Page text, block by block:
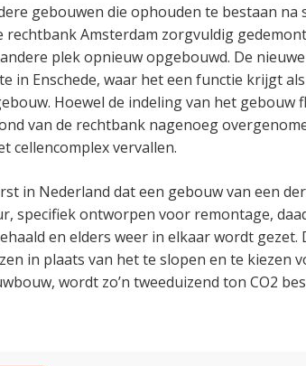
gebouwen die ophouden te bestaan na
rechtbank Amsterdam zorgvuldig
plek opnieuw opgebouwd. De
in Enschede, waar het een functie krijgt als
Hoewel de indeling van het gebouw
van de rechtbank nagenoeg
cellencomplex vervallen.
in Nederland dat een gebouw van een
specifiek ontworpen voor remontage,
en elders weer in elkaar wordt gezet.
in plaats van het te slopen en te kiezen
wordt zo’n tweeduizend ton CO2